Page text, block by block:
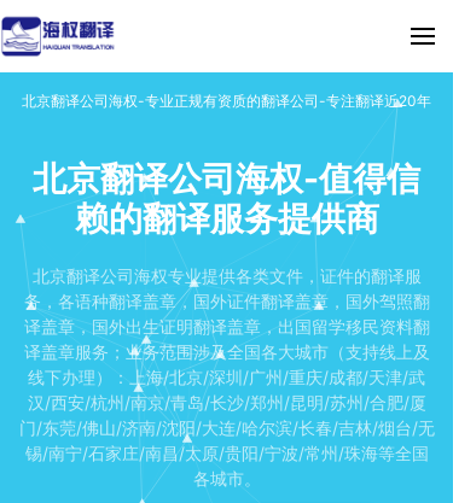
北京翻译公司海权-专业正规有资质的翻译公司-专注翻译近20年
北京翻译公司海权-值得信
赖的翻译服务提供商
北京翻译公司海权专业提供各类文件，证件的翻译服
务，各语种翻译盖章，国外证件翻译盖章，国外驾照翻
译盖章，国外出生证明翻译盖章，出国留学移民资料翻
译盖章服务；业务范围涉及全国各大城市（支持线上及
线下办理）：上海/北京/深圳/广州/重庆/成都/天津/武
汉/西安/杭州/南京/青岛/长沙/郑州/昆明/苏州/合肥/厦
门/东莞/佛山/济南/沈阳/大连/哈尔滨/长春/吉林/烟台/无
锡/南宁/石家庄/南昌/太原/贵阳/宁波/常州/珠海等全国
各城市。